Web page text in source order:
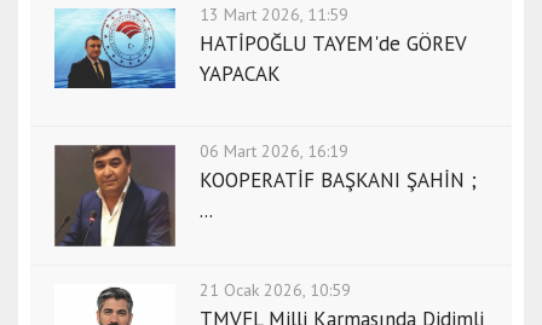
13 Mart 2026, 11:59
HATİPOĞLU TAYEM'de GÖREV
YAPACAK
06 Mart 2026, 16:19
KOOPERATİF BAŞKANI ŞAHİN ;
...
21 Ocak 2026, 10:59
TMVFL Milli Karmasında Didimli